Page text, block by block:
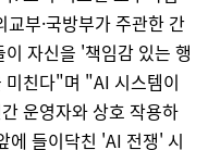
부·국방부가 주관한 간
자신을 '책임감 있는 행
미친다"며 "AI 시스템이
운영자와 상호 작용하
에 들이닥친 'AI 전쟁' 시